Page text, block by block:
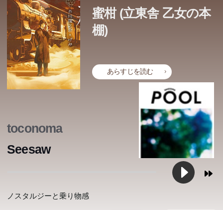
蜜柑 (立東舎 乙女の本
棚)
あらすじを読む
この本のあらすじは準備中です。Amazonで読むこともでき
ます。
toconoma
Seesaw
ノスタルジーと乗り物感